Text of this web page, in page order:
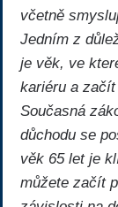
včetně
Jedním z
je věk, ve
kariéru a
Současná
důchodu se
věk 65 let je
můžete začít